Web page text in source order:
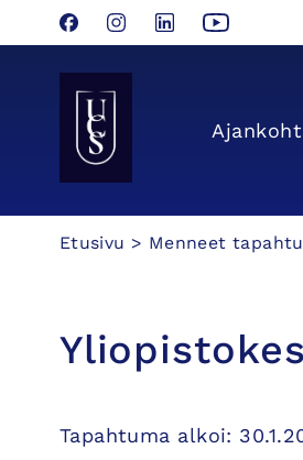
Hyppää
sisältöön
FacebookInstagram
LinkedInYouTube
Seinäjoen Yliopistokeskus UCSin etusivulle
Etusivu > Menneet
Tapahtuma alkoi: